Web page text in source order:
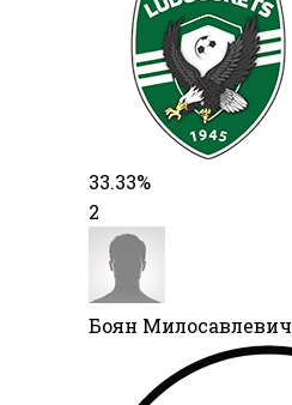
33.33%
2
Боян Милосавлевич​